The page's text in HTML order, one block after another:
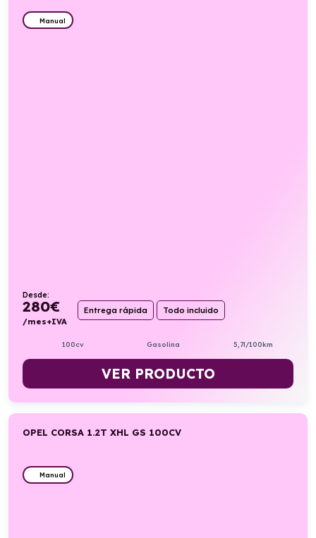
Manual
Desde:
280€
/mes+IVA
Entrega rápida Todo incluido
100cv Gasolina 5,7l/100km
VER PRODUCTO
OPEL CORSA 1.2T XHL GS 100CV
Manual